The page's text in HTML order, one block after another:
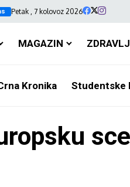
Petak , 7 kolovoz 2026
MAGAZIN
Kronika Studentske